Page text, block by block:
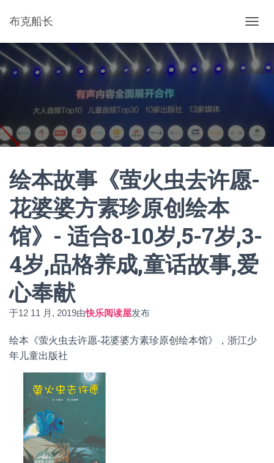
布克船长
换
导
航
绘本故事《萤火虫去许愿-
花婆婆方素珍原创绘本
馆》- 适合8-10岁,5-7岁,3-
4岁,品格养成,童话故事,爱
心奉献
于12 11 月, 2019由快乐阅读屋发布
绘本《萤火虫去许愿-花婆婆方素珍原创绘本馆》，浙江少
年儿童出版社